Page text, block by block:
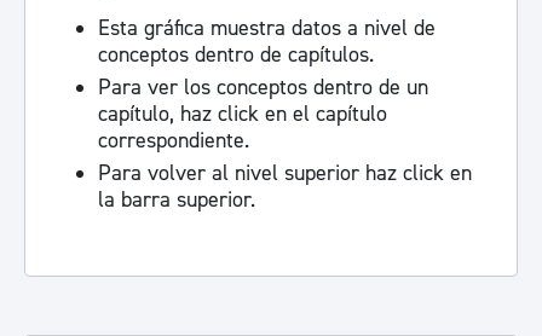
Esta gráfica muestra datos a nivel de
conceptos dentro de capítulos.
Para ver los conceptos dentro de un
capítulo, haz click en el capítulo
correspondiente.
Para volver al nivel superior haz click en
la barra superior.